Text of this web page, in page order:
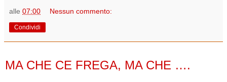
alle 07:00 Nessun commento:
Condividi
MA CHE CE FREGA, MA CHE ….